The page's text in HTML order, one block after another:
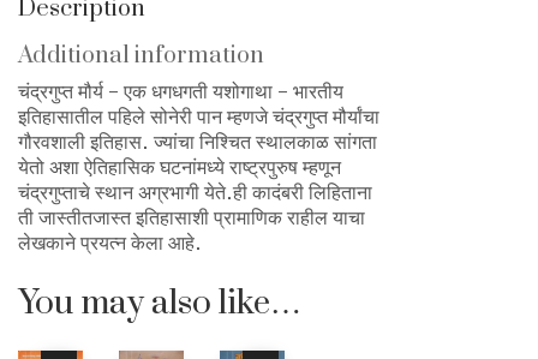
Description
Additional information
चंद्रगुप्त मौर्य – एक धगधगती यशोगाथा – भारतीय
इतिहासातील पहिले सोनेरी पान म्हणजे चंद्रगुप्त मौर्यांचा
गौरवशाली इतिहास. ज्यांचा निश्चित स्थालकाळ सांगता
येतो अशा ऐतिहासिक घटनांमध्ये राष्ट्रपुरुष म्हणून
चंद्रगुप्ताचे स्थान अग्रभागी येते.ही कादंबरी लिहिताना
ती जास्तीतजास्त इतिहासाशी प्रामाणिक राहील याचा
लेखकाने प्रयत्न केला आहे.
You may also like…